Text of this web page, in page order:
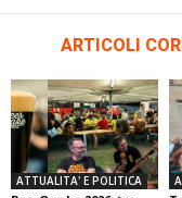
ARTICOLI
ATTUALITA' E POLITICA